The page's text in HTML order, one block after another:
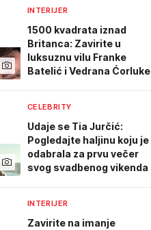
INTERIJER
1500 kvadrata iznad
Britanca: Zavirite u
luksuznu vilu Franke
Batelić i Vedrana Ćorluke
CELEBRITY
Udaje se Tia Jurčić:
Pogledajte haljinu koju je
odabrala za prvu večer
svog svadbenog vikenda
INTERIJER
Zavirite na imanje